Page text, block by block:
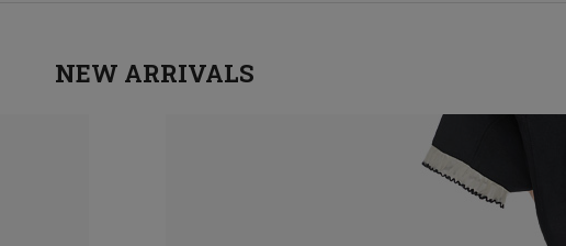
NEW ARRIVALS